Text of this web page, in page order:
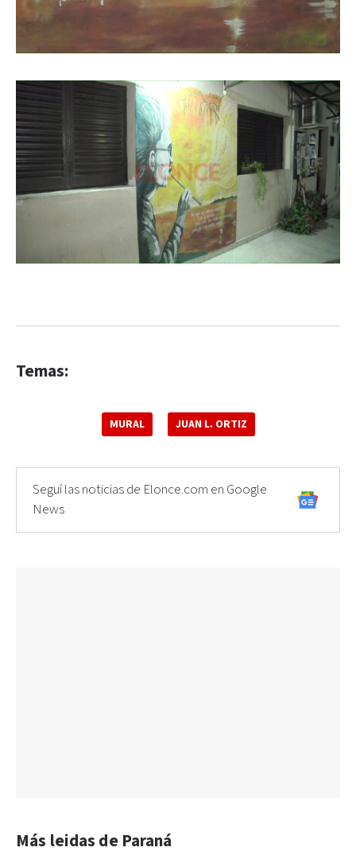
Temas:
MURAL JUAN L. ORTIZ
Seguí las noticias de Elonce.com en Google
News
Más leidas de Paraná